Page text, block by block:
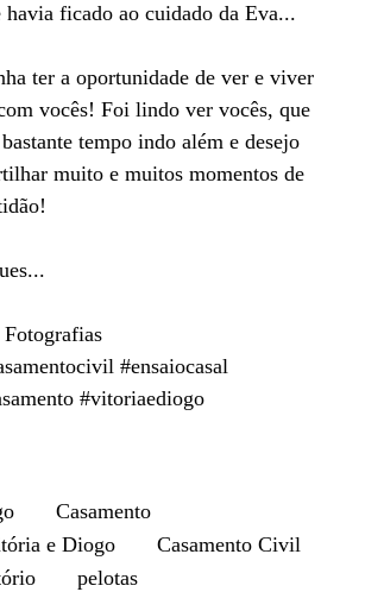
havia ficado ao cuidado da Eva...
ter a oportunidade de ver e viver
vocês! Foi lindo ver vocês, que
tempo indo além e desejo
muito e muitos momentos de
#ensaiocasal
#vitoriaediogo
Casamento
e Diogo
Casamento Civil
pelotas